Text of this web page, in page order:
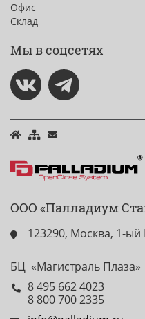
Офис
Склад
Мы в соцсетях
ООО «Палладиум
123290, Москва, 1-
БЦ «Магистраль Плаза»
8 495 662 4023
8 800 700 2335